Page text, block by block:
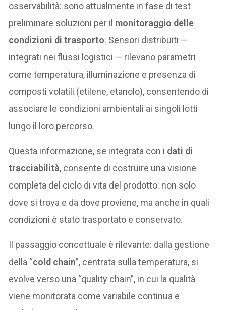
osservabilità: sono attualmente in fase di test
preliminare soluzioni per il monitoraggio delle
condizioni di trasporto. Sensori distribuiti —
integrati nei flussi logistici — rilevano parametri
come temperatura, illuminazione e presenza di
composti volatili (etilene, etanolo), consentendo di
associare le condizioni ambientali ai singoli lotti
lungo il loro percorso.
Questa informazione, se integrata con i dati di
tracciabilità, consente di costruire una visione
completa del ciclo di vita del prodotto: non solo
dove si trova e da dove proviene, ma anche in quali
condizioni è stato trasportato e conservato.
Il passaggio concettuale è rilevante: dalla gestione
della “cold chain”, centrata sulla temperatura, si
evolve verso una “quality chain”, in cui la qualità
viene monitorata come variabile continua e